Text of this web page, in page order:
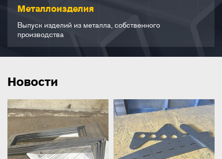
Металлоизделия
Выпуск изделий из металла, собственного
производства
Новости